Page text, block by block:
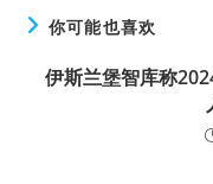
你可能也喜欢
伊斯兰堡智库称